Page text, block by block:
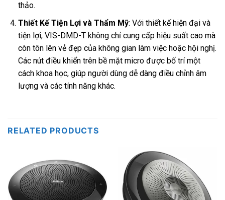
thảo.
Thiết Kế Tiện Lợi và Thẩm Mỹ: Với thiết kế hiện đại và
tiện lợi, VIS-DMD-T không chỉ cung cấp hiệu suất cao mà
còn tôn lên vẻ đẹp của không gian làm việc hoặc hội nghị.
Các nút điều khiển trên bề mặt micro được bố trí một
cách khoa học, giúp người dùng dễ dàng điều chỉnh âm
lượng và các tính năng khác.
RELATED PRODUCTS